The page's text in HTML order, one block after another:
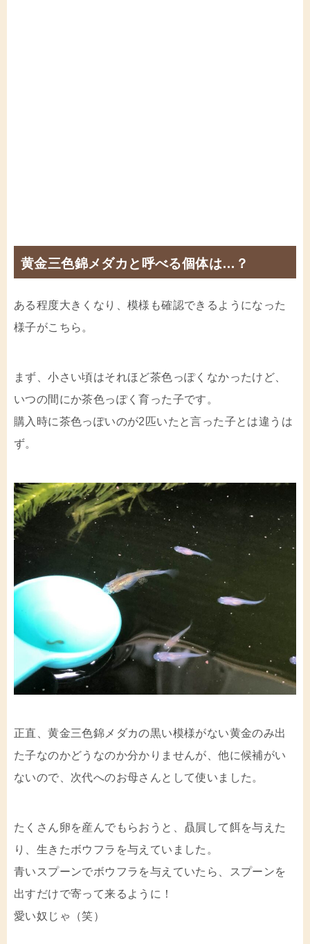
黄金三色錦メダカと呼べる個体は…？
ある程度大きくなり、模様も確認できるようになった
様子がこちら。
まず、小さい頃はそれほど茶色っぽくなかったけど、
いつの間にか茶色っぽく育った子です。
購入時に茶色っぽいのが2匹いたと言った子とは違うは
ず。
正直、黄金三色錦メダカの黒い模様がない黄金のみ出
た子なのかどうなのか分かりませんが、他に候補がい
ないので、次代へのお母さんとして使いました。
たくさん卵を産んでもらおうと、贔屓して餌を与えた
り、生きたボウフラを与えていました。
青いスプーンでボウフラを与えていたら、スプーンを
出すだけで寄って来るように！
愛い奴じゃ（笑）